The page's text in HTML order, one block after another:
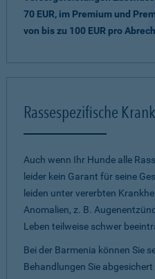
70 EUR, im Premium und
von bis zu 100 EUR pro
Rassespezifische
Auch wenn Ihr Hunde alle
leider kein Garant für seine
leiden unter vererbten
Anomalien, z. B.
Leben teilweise schwer
Bei der Barmenia können Sie
Behandlungen Sie